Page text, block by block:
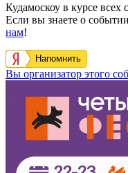
Кудамоскоу в курсе
Если вы знаете о
нам!
Напомнить
Вы организатор этого